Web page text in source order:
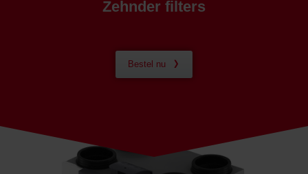
Zehnder filters
Bestel nu